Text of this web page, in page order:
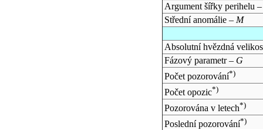
Argument šířky perihelu
Střední anomálie – M
Absolutní hvězdná
Fázový parametr – G
Počet pozorování*)
Počet opozic*)
Pozorována v letech*)
Poslední pozorování*)